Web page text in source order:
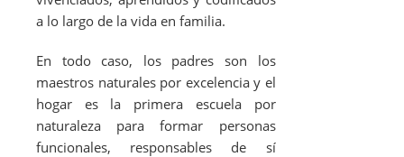
a lo largo de la vida en familia.
En todo caso, los padres son los
maestros naturales por excelencia y el
hogar es la primera escuela por
naturaleza para formar personas
funcionales, responsables de sí